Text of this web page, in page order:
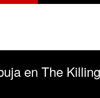
en The Killing